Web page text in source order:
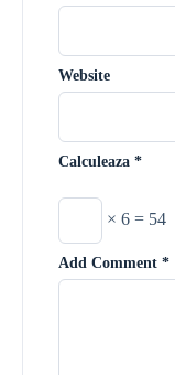
Website
Calculeaza *
× 6 = 54
Add Comment *